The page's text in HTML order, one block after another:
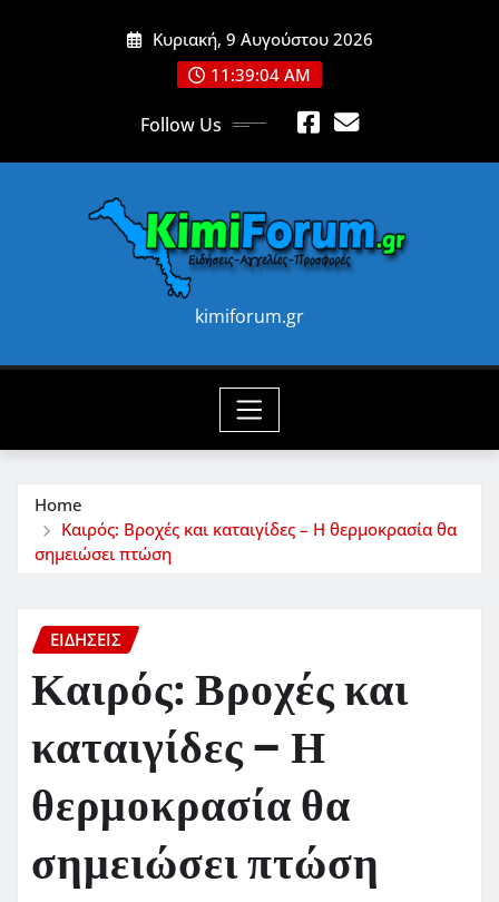
Κυριακή, 9 Αυγούστου 2026
11:39:06 AM
Follow Us
kimiforum.gr
Home
Καιρός: Βροχές και καταιγίδες – Η θερμοκρασία θα
σημειώσει πτώση
ΕΙΔΗΣΕΙΣ
Καιρός: Βροχές και
καταιγίδες – Η
θερμοκρασία θα
σημειώσει πτώση